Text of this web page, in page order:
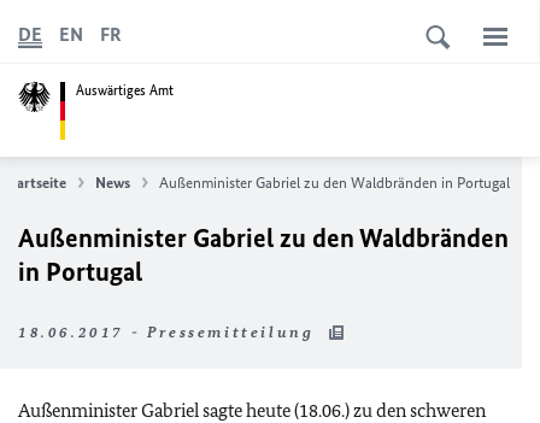
Auswärtiges Amt
DE EN FR
Startseite News Außenminister Gabriel zu den Waldbränden in Portugal
Außenminister Gabriel zu den Waldbränden
in Portugal
18.06.2017 - Pressemitteilung
Außenminister Gabriel sagte heute (18.06.) zu den schweren